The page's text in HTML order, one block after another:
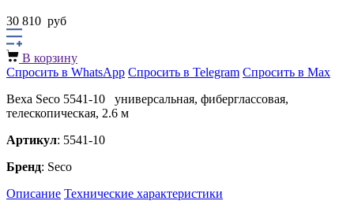
30 810 руб
В корзину
Спросить в WhatsApp Спросить в Telegram Спросить в Max
Веха Seco 5541-10 универсальная, фиберглассовая,
телескопическая, 2.6 м
Артикул: 5541-10
Бренд: Seco
Описание Технические характеристики